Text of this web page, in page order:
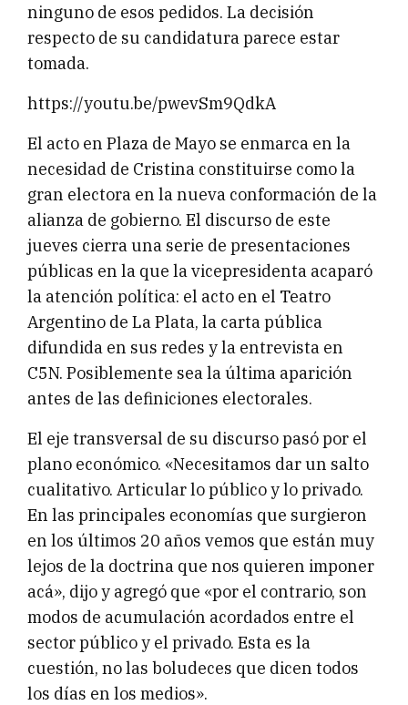
ninguno de esos pedidos. La decisión
respecto de su candidatura parece estar
tomada.
https://youtu.be/pwevSm9QdkA
El acto en Plaza de Mayo se enmarca en la
necesidad de Cristina constituirse como la
gran electora en la nueva conformación de la
alianza de gobierno. El discurso de este
jueves cierra una serie de presentaciones
públicas en la que la vicepresidenta acaparó
la atención política: el acto en el Teatro
Argentino de La Plata, la carta pública
difundida en sus redes y la entrevista en
C5N. Posiblemente sea la última aparición
antes de las definiciones electorales.
El eje transversal de su discurso pasó por el
plano económico. «Necesitamos dar un salto
cualitativo. Articular lo público y lo privado.
En las principales economías que surgieron
en los últimos 20 años vemos que están muy
lejos de la doctrina que nos quieren imponer
acá», dijo y agregó que «por el contrario, son
modos de acumulación acordados entre el
sector público y el privado. Esta es la
cuestión, no las boludeces que dicen todos
los días en los medios».